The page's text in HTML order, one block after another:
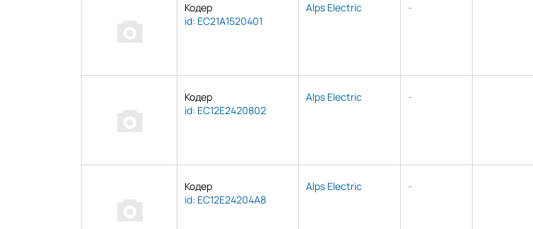
Кодер
id: EC21A1520401
Alps Electric -
Кодер
id: EC12E2420802
Alps Electric -
Кодер
id: EC12E24204A8
Alps Electric -